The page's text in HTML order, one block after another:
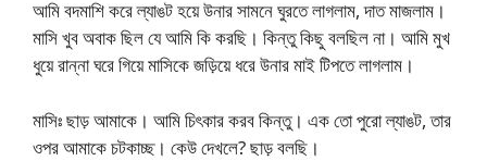
আমি বদমাশি করে ল্যাঙট হয়ে উনার সামনে ঘুরতে লাগলাম, দাত মাজলাম।
মাসি খুব অবাক ছিল যে আমি কি করছি। কিন্তু কিছু বলছিল না। আমি মুখ
ধুয়ে রান্না ঘরে গিয়ে মাসিকে জড়িয়ে ধরে উনার মাই টিপতে লাগলাম।
মাসিঃ ছাড় আমাকে। আমি চিৎকার করব কিন্তু। এক তো পুরো ল্যাঙট, তার
ওপর আমাকে চটকাচ্ছ। কেউ দেখলে? ছাড় বলছি।